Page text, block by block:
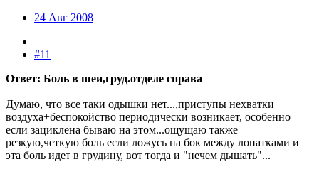
24 Авг 2008
#11
Ответ: Боль в шеи,груд.отделе справа
Думаю, что все таки одышки нет...,приступы нехватки
воздуха+беспокойство периодически возникает, особенно
если зациклена бываю на этом...ощущаю также
резкую,четкую боль если ложусь на бок между лопатками и
эта боль идет в грудину, вот тогда и "нечем дышать"...